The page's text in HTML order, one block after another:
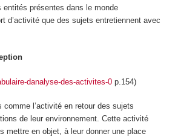
présentes dans le monde
d’activité que des sujets entretiennent avec
danalyse-des-activites-0p.154)
comme l’activité en retour des sujets
de leur environnement. Cette activité
mettre en objet, à leur donner une place